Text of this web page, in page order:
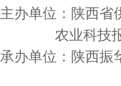
主办单位：陕西
农业科技报
承办单位：陕西振